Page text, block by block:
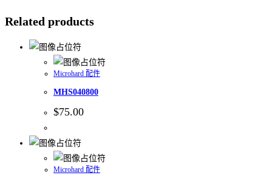
Related products
Microhard 配件
MHS040800
$75.00
Microhard 配件